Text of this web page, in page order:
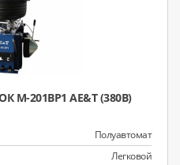
201BP1 AE&T (380В)
Полуавтомат
Легковой